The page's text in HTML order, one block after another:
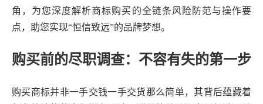
角，为您深度解析商标购买的全链条风险防范与操作要
点，助您实现“恒信致远”的品牌梦想。
购买前的尽职调查：不容有失的第一步
购买商标并非一手交钱一手交货那么简单，其背后蕴藏着